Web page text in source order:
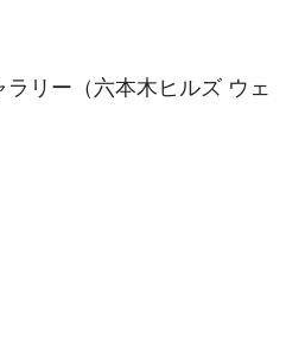
リー（六本木ヒルズ ウェ